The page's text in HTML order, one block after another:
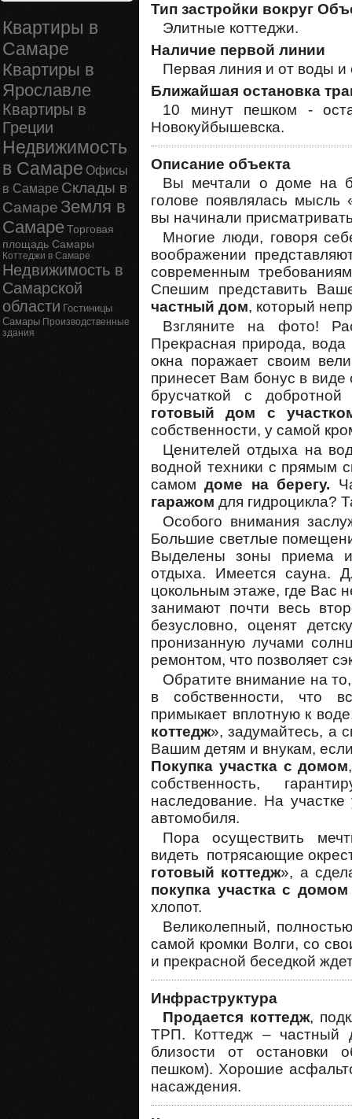
Квартиры в
Самаре
Квартиры в
Ярославле
Квартиры в
Греции
Недвижимость
в Самаре Офисы
в Самаре Склады в
Самаре Земля в
СамареТорговая
площадь Самары
Коттеджи в Самаре
Недвижимость в
Самарской
области Гостиницы
Самары Производственные
здания
Тип застройки вокруг
Элитные коттеджи.
Наличие первой линии
Первая линия и от воды и
Ближайшая остановка
10 минут пешком -
Новокуйбышевска.
Описание объекта
Вы мечтали о доме на
голове появлялась мысль
вы начинали
Многие люди, говоря
воображении
современным
Спешим представить
частный дом, который
Взгляните на фото!
Прекрасная природа,
окна поражает своим
принесет Вам бонус в
брусчаткой с
готовый дом с
собственности, у самой
Ценителей отдыха на
водной техники с прямым
самомдоме на берегу.
гаражом для гидроцикла?
Особого внимания
Большие светлые
Выделены зоны приема
отдыха. Имеется сауна.
цокольным этаже, где Вас
занимают почти весь
безусловно, оценят
пронизанную лучами
ремонтом, что позволяет
Обратите внимание на
в собственности, что
примыкает вплотную к
коттедж», задумайтесь, а
Вашим детям и внукам,
Покупка участка с домом
собственность,
наследование. На участке
автомобиля.
Пора осуществить
видеть потрясающие
готовый коттедж», а
покупка участка с домом
хлопот.
Великолепный,
самой кромки Волги, со
и прекрасной беседкой
Инфраструктура
Продается коттедж,
ТРП. Коттедж – частный
близости от остановки
пешком). Хорошие
насаждения.